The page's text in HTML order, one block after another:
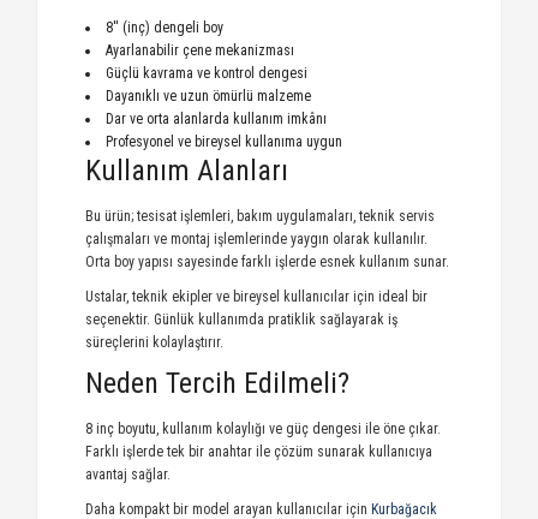
8'' (inç) dengeli boy
Ayarlanabilir çene mekanizması
Güçlü kavrama ve kontrol dengesi
Dayanıklı ve uzun ömürlü malzeme
Dar ve orta alanlarda kullanım imkânı
Profesyonel ve bireysel kullanıma uygun
Kullanım Alanları
Bu ürün; tesisat işlemleri, bakım uygulamaları, teknik servis
çalışmaları ve montaj işlemlerinde yaygın olarak kullanılır.
Orta boy yapısı sayesinde farklı işlerde esnek kullanım sunar.
Ustalar, teknik ekipler ve bireysel kullanıcılar için ideal bir
seçenektir. Günlük kullanımda pratiklik sağlayarak iş
süreçlerini kolaylaştırır.
Neden Tercih Edilmeli?
8 inç boyutu, kullanım kolaylığı ve güç dengesi ile öne çıkar.
Farklı işlerde tek bir anahtar ile çözüm sunarak kullanıcıya
avantaj sağlar.
Daha kompakt bir model arayan kullanıcılar için Kurbağacık